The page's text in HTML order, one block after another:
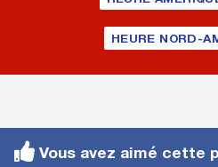
HEURE NORD-
Vous avez aimé cette